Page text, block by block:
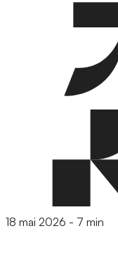
18 mai 2026 - 7 min